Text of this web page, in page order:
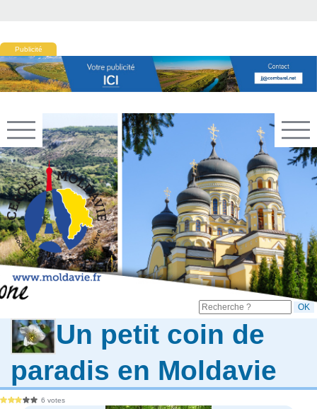
Publicité
Un petit coin de
paradis en Moldavie
6 votes